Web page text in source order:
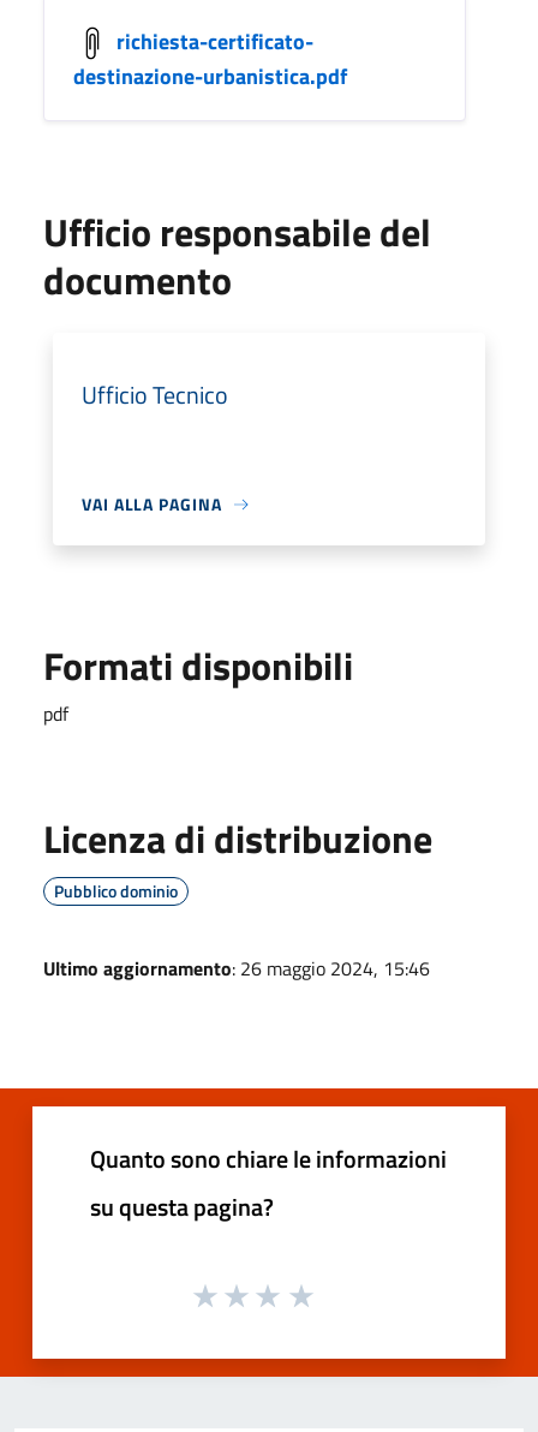
richiesta-certificato-
destinazione-urbanistica.pdf
Ufficio responsabile del
documento
Ufficio Tecnico
VAI ALLA PAGINA
Formati disponibili
pdf
Licenza di distribuzione
Pubblico dominio
Ultimo aggiornamento: 26 maggio 2024, 15:46
Quanto sono chiare le informazioni
su questa pagina?